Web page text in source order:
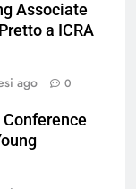
Associate
a ICRA
ago 0